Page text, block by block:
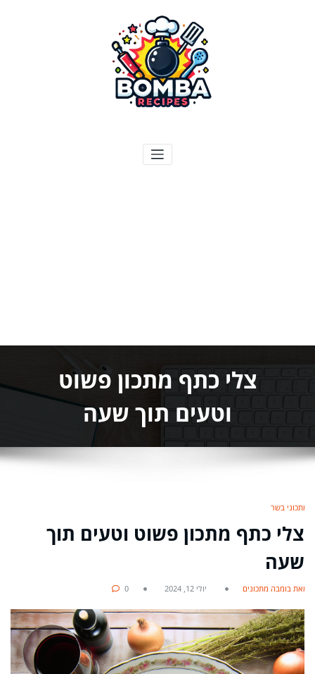
צלי כתף מתכון פשוט
וטעים תוך שעה
מתכוני בשר
צלי כתף מתכון פשוט וטעים תוך
שעה
מאת בומבה מתכונים יולי 12, 2024 0